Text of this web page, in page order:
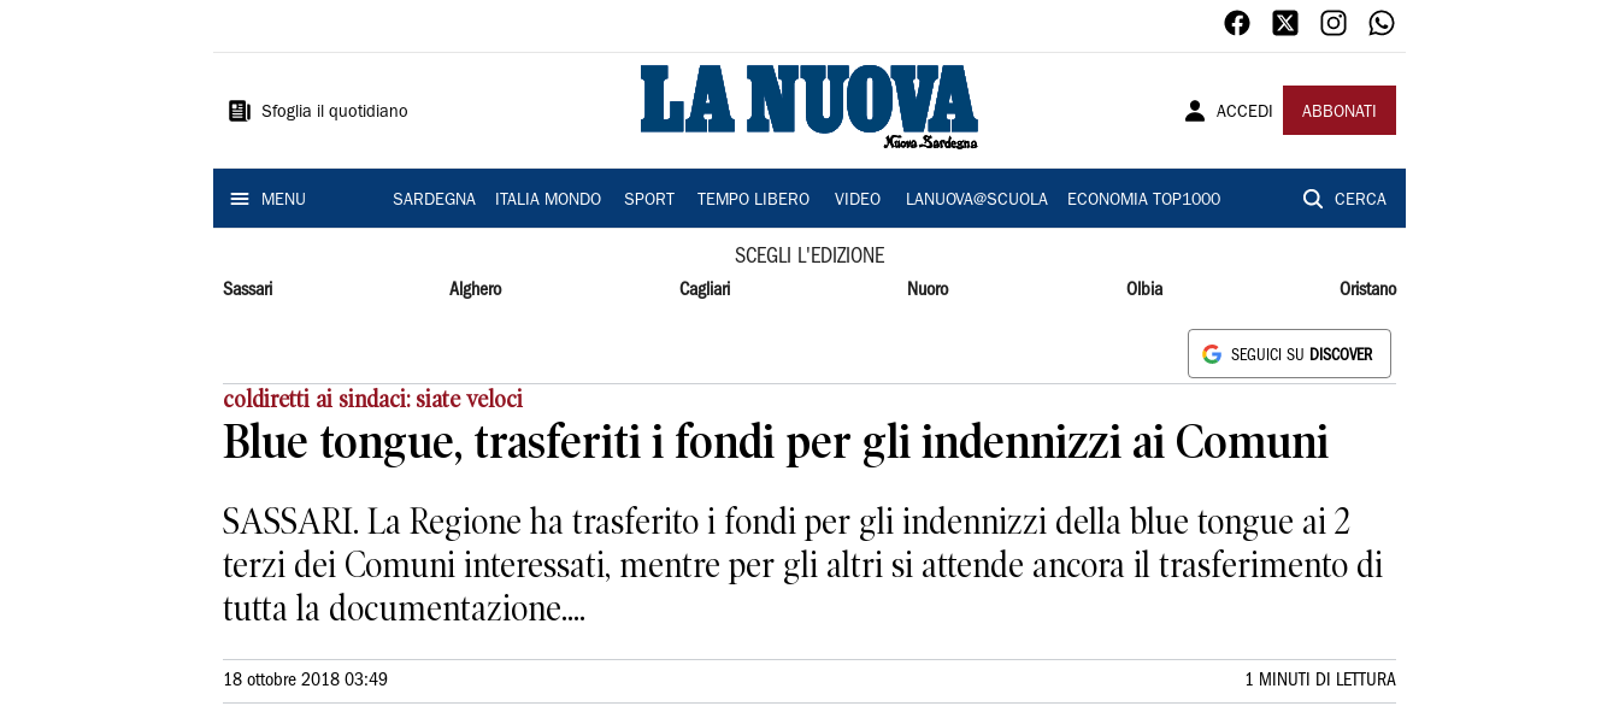
Sardegna
Sfoglia il quotidiano ACCEDI ABBONATI
MENU SARDEGNA ITALIA MONDO SPORT TEMPO LIBERO VIDEO LANUOVA@SCUOLA ECONOMIA TOP1000 CERCA
SCEGLI L'EDIZIONE
Sassari Alghero Cagliari Nuoro Olbia Oristano
SEGUICI SU DISCOVER
coldiretti ai sindaci: siate veloci
Blue tongue, trasferiti i fondi per gli indennizzi ai Comuni
SASSARI. La Regione ha trasferito i fondi per gli indennizzi della blue tongue ai 2
terzi dei Comuni interessati, mentre per gli altri si attende ancora il trasferimento di
tutta la documentazione....
18 ottobre 2018 03:49 1 MINUTI DI LETTURA